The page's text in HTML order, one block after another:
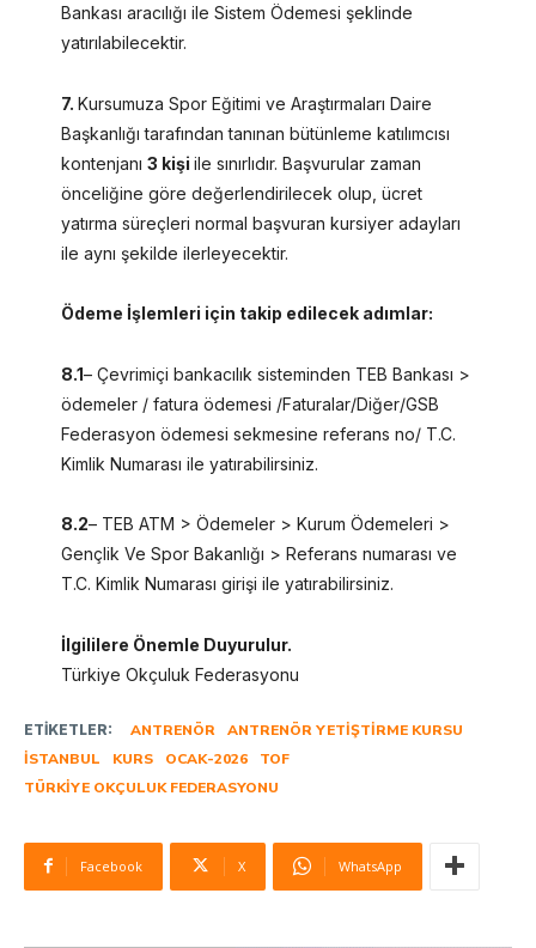
Bankası aracılığı ile Sistem Ödemesi şeklinde
yatırılabilecektir.
7. Kursumuza Spor Eğitimi ve Araştırmaları Daire
Başkanlığı tarafından tanınan bütünleme katılımcısı
kontenjanı 3 kişi ile sınırlıdır. Başvurular zaman
önceliğine göre değerlendirilecek olup, ücret
yatırma süreçleri normal başvuran kursiyer adayları
ile aynı şekilde ilerleyecektir.
Ödeme İşlemleri için takip edilecek adımlar:
8.1– Çevrimiçi bankacılık sisteminden TEB Bankası >
ödemeler / fatura ödemesi /Faturalar/Diğer/GSB
Federasyon ödemesi sekmesine referans no/ T.C.
Kimlik Numarası ile yatırabilirsiniz.
8.2– TEB ATM > Ödemeler > Kurum Ödemeleri >
Gençlik Ve Spor Bakanlığı > Referans numarası ve
T.C. Kimlik Numarası girişi ile yatırabilirsiniz.
İlgililere Önemle Duyurulur.
Türkiye Okçuluk Federasyonu
ETIKETLER: ANTRENÖR
ANTRENÖR YETIŞTIRME KURSU
İSTANBUL
KURS OCAK-2026
TOF
TÜRKIYE OKÇULUK FEDERASYONU
Facebook X WhatsApp